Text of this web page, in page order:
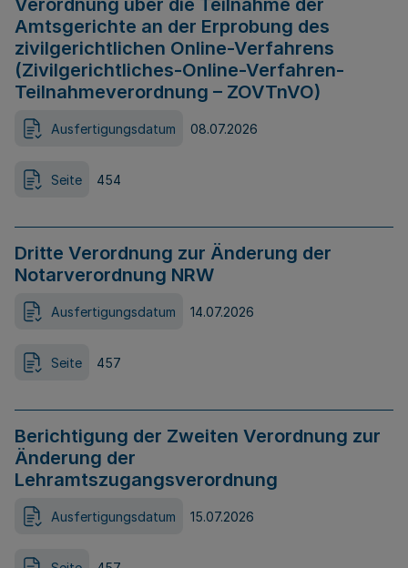
Verordnung über die Teilnahme der
Amtsgerichte an der Erprobung des
zivilgerichtlichen Online-Verfahrens
(Zivilgerichtliches-Online-Verfahren-
Teilnahmeverordnung – ZOVTnVO)
Ausfertigungsdatum 08.07.2026
Seite 454
Dritte Verordnung zur Änderung der
Notarverordnung NRW
Ausfertigungsdatum 14.07.2026
Seite 457
Berichtigung der Zweiten Verordnung zur
Änderung der
Lehramtszugangsverordnung
Ausfertigungsdatum 15.07.2026